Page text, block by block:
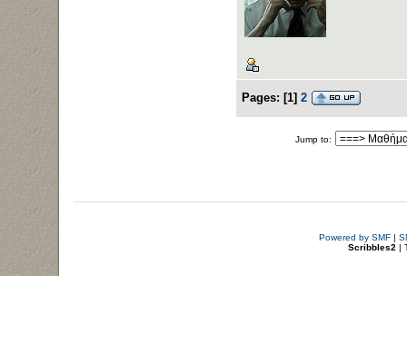
Pages: [1] 2
Jump to:
Powered by SMF|
Scribbles2 |